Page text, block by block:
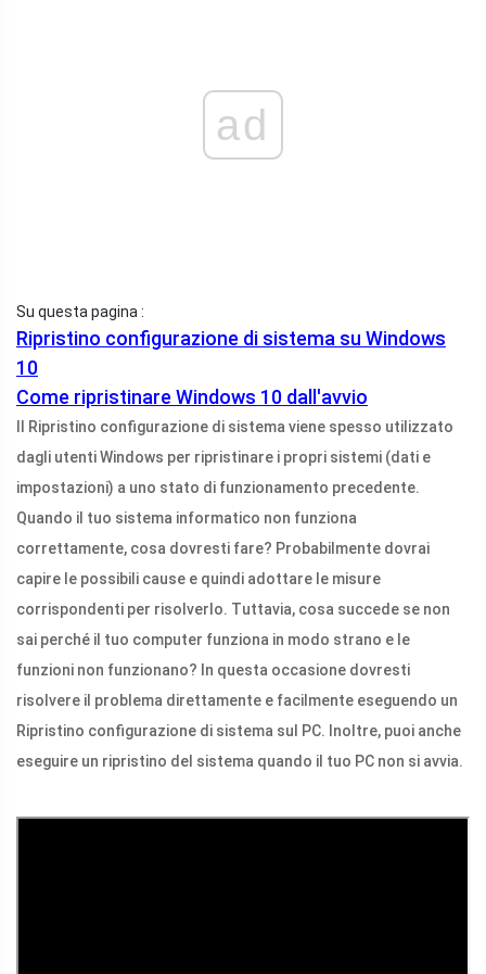
ad
Su questa pagina :
Ripristino configurazione di sistema su Windows
10
Come ripristinare Windows 10 dall'avvio
Il Ripristino configurazione di sistema viene spesso utilizzato
dagli utenti Windows per ripristinare i propri sistemi (dati e
impostazioni) a uno stato di funzionamento precedente.
Quando il tuo sistema informatico non funziona
correttamente, cosa dovresti fare? Probabilmente dovrai
capire le possibili cause e quindi adottare le misure
corrispondenti per risolverlo. Tuttavia, cosa succede se non
sai perché il tuo computer funziona in modo strano e le
funzioni non funzionano? In questa occasione dovresti
risolvere il problema direttamente e facilmente eseguendo un
Ripristino configurazione di sistema sul PC. Inoltre, puoi anche
eseguire un ripristino del sistema quando il tuo PC non si avvia.